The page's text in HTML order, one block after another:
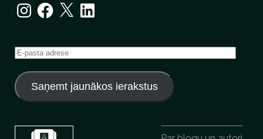
InstagramFacebook
X LinkedIn
E-
adrese
Saņemt jaunākos ierakstus